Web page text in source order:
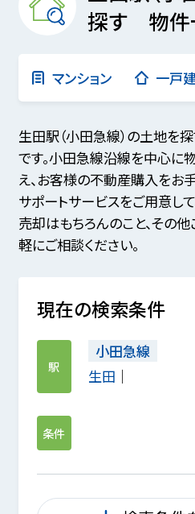
探す 物件
マンション 一戸
生田駅（小田急線）の土地
です。小田急線沿線を中心に
え、お客様の不動産購入をお
サポートサービスをご用意し
売却はもちろんのこと、その
軽にご相談ください。
現在の検索条件
駅
小田急線
生田
条件